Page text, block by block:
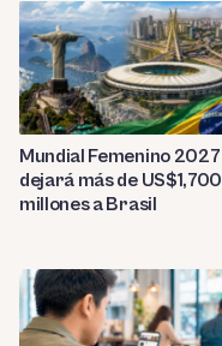
Mundial Femenino 2027
dejará más de US$1,700
millones a Brasil